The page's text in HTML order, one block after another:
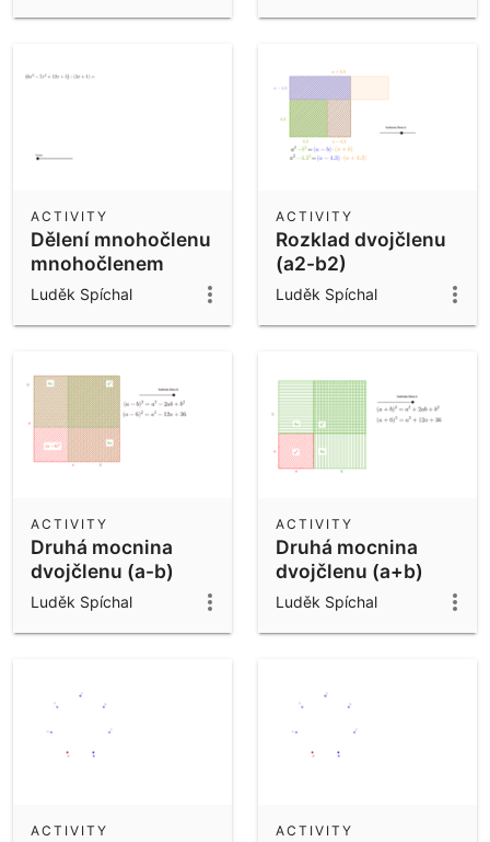
Dělení mnohočlenu
mnohočlenem
ACTIVITY
Luděk Spíchal
Rozklad dvojčlenu
(a2-b2)
ACTIVITY
Luděk Spíchal
Druhá mocnina
dvojčlenu (a-b)
ACTIVITY
Luděk Spíchal
Druhá mocnina
dvojčlenu (a+b)
ACTIVITY
Luděk Spíchal
ACTIVITY ACTIVITY